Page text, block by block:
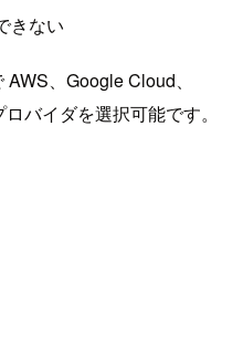
きない
、Google Cloud、
バイダを選択可能です。